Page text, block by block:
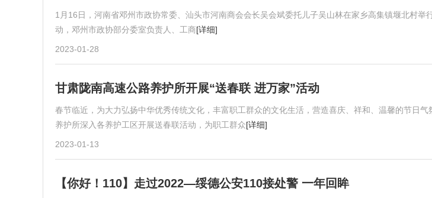
1月16日，河南省邓州市政协常委、汕头市河南商会会长吴会斌委托儿子吴山林在家乡高集镇堰北村举
动，邓州市政协部分委室负责人、工商[详细]
2023-01-28
甘肃陇南高速公路养护所开展“送春联 进万家”活动
春节临近，为大力弘扬中华优秀传统文化，丰富职工群众的文化生活，营造喜庆、祥和、温馨的节日
养护所深入各养护工区开展送春联活动，为职工群众[详细]
2023-01-13
【你好！110】走过2022—绥德公安110接处警 一年回眸